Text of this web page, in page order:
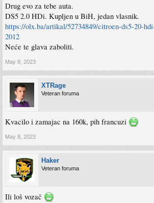
Drug evo za tebe auta.
DS5 2.0 HDi. Kupljen u BiH, jedan vlasnik.
https://olx.ba/artikal/52734849/citroen-ds5-20-
2012
Neće te glava zaboliti.
May 8, 2023
XTRage
Veteran foruma
Kvacilo i zamajac na 160k, pih francuzi
May 8, 2023
Haker
Veteran foruma
Ili loš vozač